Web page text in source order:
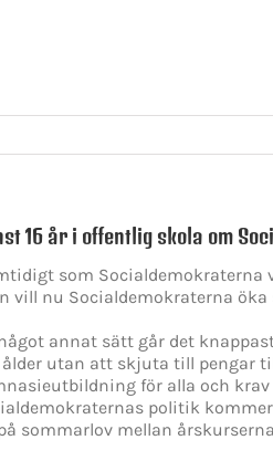
16 år i offentlig skola om
som Socialdemokraterna
vill nu Socialdemokraterna
annat sätt går det
ålder utan att skjuta till pengar
för alla och
politik
sommarlov mellan